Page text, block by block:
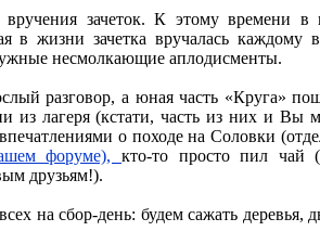
зачеток. К этому времени в
жизни зачетка вручалась каждому
несмолкающие аплодисменты.
разговор, а юная часть «Круга»
из лагеря (кстати, часть из них и Вы
о походе на Соловки
форуме), кто-то просто пил
друзьям!).
на сбор-день: будем сажать деревья,